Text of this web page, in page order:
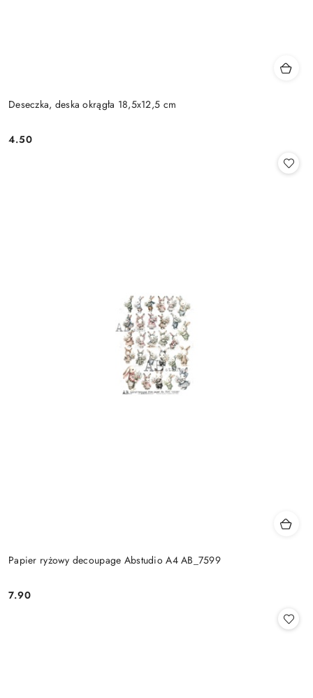
Deseczka, deska okrągła 18,5x12,5 cm
Cena:
4.50
Papier ryżowy decoupage Abstudio A4 AB_7599
Cena:
7.90